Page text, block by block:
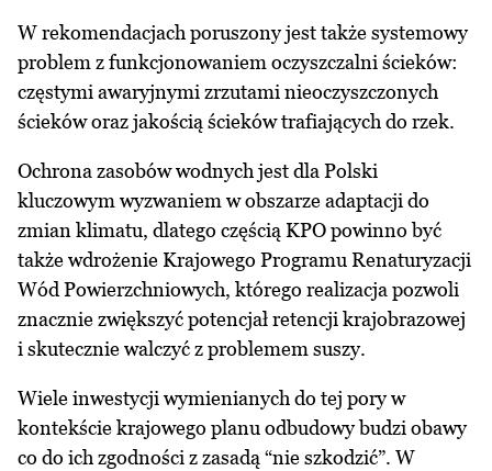
W rekomendacjach poruszony jest także systemowy
problem z funkcjonowaniem oczyszczalni ścieków:
częstymi awaryjnymi zrzutami nieoczyszczonych
ścieków oraz jakością ścieków trafiających do rzek.
Ochrona zasobów wodnych jest dla Polski
kluczowym wyzwaniem w obszarze adaptacji do
zmian klimatu, dlatego częścią KPO powinno być
także wdrożenie Krajowego Programu Renaturyzacji
Wód Powierzchniowych, którego realizacja pozwoli
znacznie zwiększyć potencjał retencji krajobrazowej
i skutecznie walczyć z problemem suszy.
Wiele inwestycji wymienianych do tej pory w
kontekście krajowego planu odbudowy budzi obawy
co do ich zgodności z zasadą “nie szkodzić”. W